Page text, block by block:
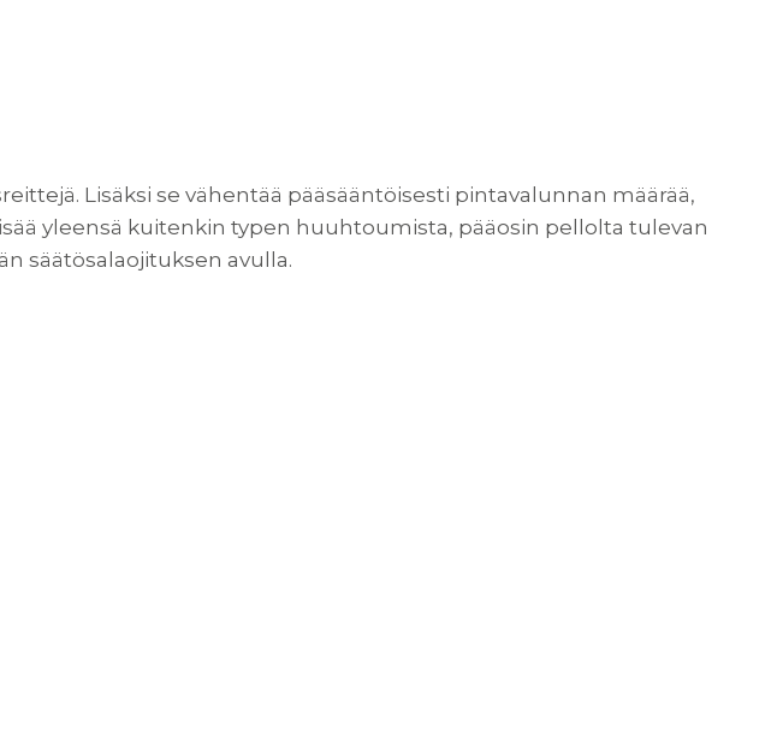
Lisäksi se vähentää pääsääntöisesti pintavalunnan määrää,
yleensä kuitenkin typen huuhtoumista, pääosin pellolta tulevan
säätösalaojituksen avulla.